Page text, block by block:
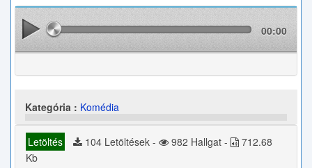
00:00
Kategória : Komédia
Letöltés 104 Letöltések - 982 Hallgat -
712.68
Kb